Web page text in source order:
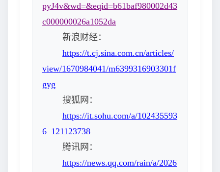
pyJ4v&wd=&eqid=b61baf980002d43
c000000026a1052da
新浪财经：
https://t.cj.sina.com.cn/articles/
view/1670984041/m6399316903301f
gyg
搜狐网：
https://it.sohu.com/a/102435593
6_121123738
腾讯网：
https://news.qq.com/rain/a/2026